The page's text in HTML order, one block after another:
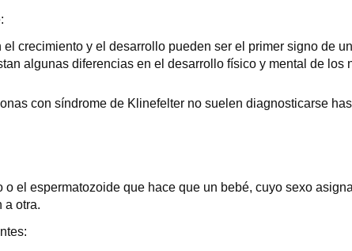
el crecimiento y el desarrollo pueden ser el primer signo de
algunas diferencias en el desarrollo físico y mental de
con síndrome de Klinefelter no suelen diagnosticarse
el espermatozoide que hace que un bebé, cuyo sexo
a otra.